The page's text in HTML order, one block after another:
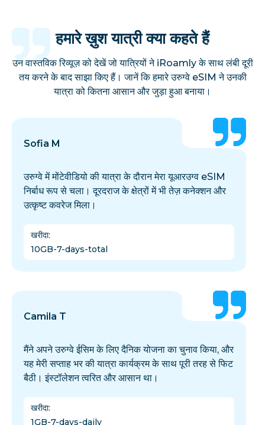
हमारे ख़ुश यात्री क्या कहते हैं
उन वास्तविक रिव्यूज़ को देखें जो यात्रियों ने iRoamly के साथ लंबी दूरी
तय करने के बाद साझा किए हैं। जानें कि हमारे उरुग्वे eSIM ने उनकी
यात्रा को कितना आसान और जुड़ा हुआ बनाया।
Sofia M
उरुग्वे में मोंटेवीडियो की यात्रा के दौरान मेरा यूआरउग्व eSIM
निर्बाध रूप से चला। दूरदराज के क्षेत्रों में भी तेज़ कनेक्शन और
उत्कृष्ट कवरेज मिला।
खरीदा:
10GB-7-days-total
Camila T
मैंने अपने उरुग्वे ईसिम के लिए दैनिक योजना का चुनाव किया, और
यह मेरी सप्ताह भर की यात्रा कार्यक्रम के साथ पूरी तरह से फिट
बैठी। इंस्टॉलेशन त्वरित और आसान था।
खरीदा:
1GB-7-days-daily